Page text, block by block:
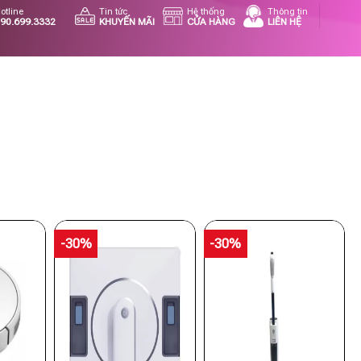
Tin tức
KHUYẾN MÃI
Hệ thống
CỬA HÀNG
Thông tin
LIÊN HỆ
-30% -30%